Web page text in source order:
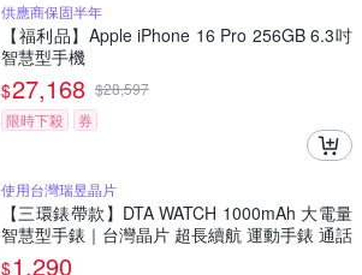
供應商保固半年
【福利品】Apple iPhone 16 Pro 256GB 6.3吋
智慧型手機
$27,168 $28,597
限時下殺
券
使用台灣瑞昱晶片
【三環錶帶款】DTA WATCH 1000mAh 大電量
智慧型手錶｜台灣晶片 超長續航 運動手錶 通話
手錶 藍牙 健身
$1,290